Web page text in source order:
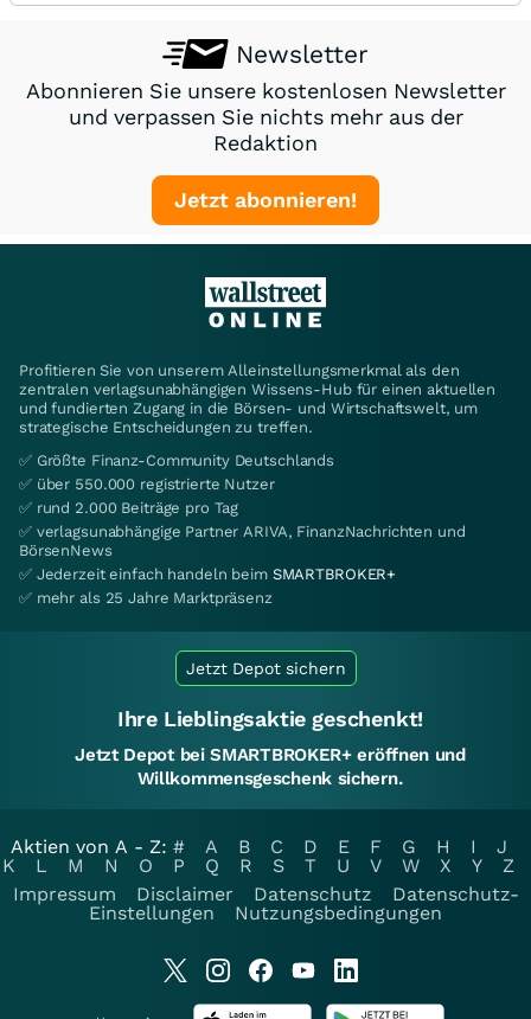
Newsletter
Abonnieren Sie unsere kostenlosen Newsletter
und verpassen Sie nichts mehr aus der
Redaktion
Jetzt abonnieren!
Profitieren Sie von unserem Alleinstellungsmerkmal als den
zentralen verlagsunabhängigen Wissens-Hub für einen aktuellen
und fundierten Zugang in die Börsen- und Wirtschaftswelt, um
strategische Entscheidungen zu treffen.
✅ Größte Finanz-Community Deutschlands
✅ über 550.000 registrierte Nutzer
✅ rund 2.000 Beiträge pro Tag
✅ verlagsunabhängige Partner ARIVA, FinanzNachrichten und
BörsenNews
✅ Jederzeit einfach handeln beim SMARTBROKER+
✅ mehr als 25 Jahre Marktpräsenz
Jetzt Depot sichern
Ihre Lieblingsaktie geschenkt!
Jetzt Depot bei SMARTBROKER+ eröffnen und
Willkommensgeschenk sichern.
Aktien von A - Z: # A B C D E F G H I
J
K
L M N O P Q R S T U V W X Y
Z
Impressum
Disclaimer Datenschutz
Datenschutz-
Einstellungen
Nutzungsbedingungen